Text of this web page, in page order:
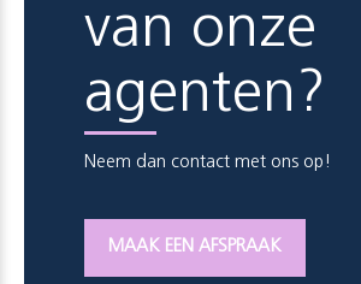
van onze
agenten?
Neem dan contact met ons op!
MAAK EEN AFSPRAAK